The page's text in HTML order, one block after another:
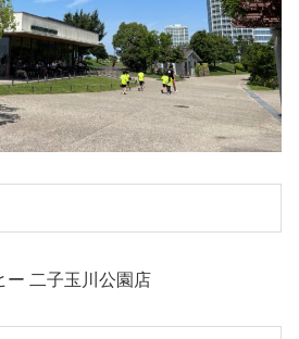
ー 二子玉川公園店